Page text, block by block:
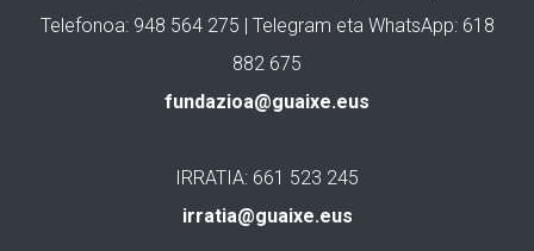
Telefonoa: 948 564 275 | Telegram eta WhatsApp: 618
882 675
fundazioa@guaixe.eus
IRRATIA: 661 523 245
irratia@guaixe.eus